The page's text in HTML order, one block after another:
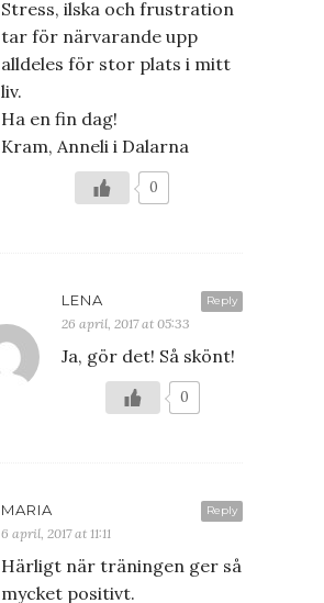
Stress, ilska och frustration
tar för närvarande upp
alldeles för stor plats i mitt
liv.
Ha en fin dag!
Kram, Anneli i Dalarna
0
Reply
LENA
26 april, 2017 at 05:33
Ja, gör det! Så skönt!
0
Reply
MARIA
6 april, 2017 at 11:11
Härligt när träningen ger så
mycket positivt.